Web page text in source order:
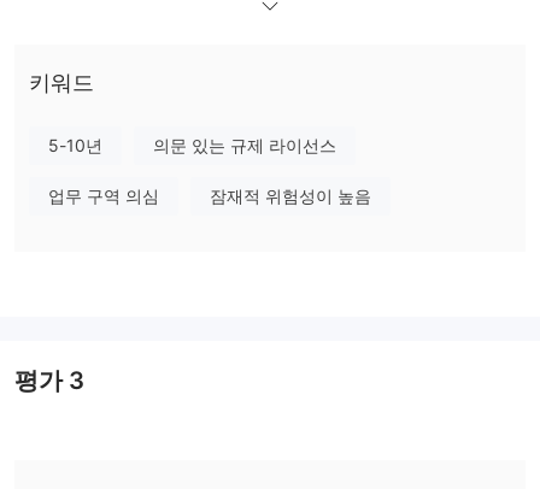
247 Exness의 규제 상태는 중요한 문제입니다. 해당 브로커는 세이
장하지만, 이 라이선스는 실제로 세이셸의 다른 대형 브로커인
접근할 수 없는 웹사이트
현재, 247 Exness의 공식 웹사이트(https://247exness.com/)에 접
247 Exness은 널리 사용되는 MetaTrader 4 (MT4) 또는
MetaTrader 5 (MT5) 플랫폼을 제공하지 않습니다. 이러한 인기 있
키워드
5-10년 의문 있는 규제 라이선스
업무 구역 의심 잠재적 위험성이 높음
평가3